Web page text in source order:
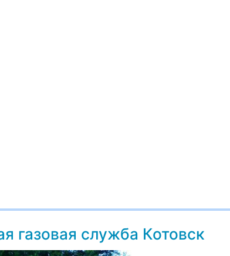
газовая служба Котовск